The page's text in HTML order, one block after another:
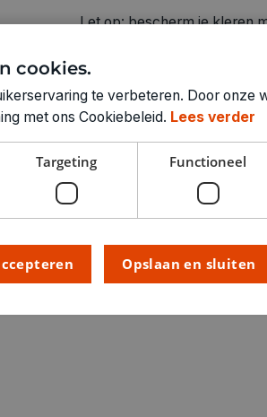
Let op: bescherm je kleren
Technische
LEVERANCIERSKLEUR:
RUBRIEK:
GEWICHT
cookies.
te verbeteren. Door onze
met ons Cookiebeleid. Lees verder
Targeting Functioneel
Opslaan en sluiten